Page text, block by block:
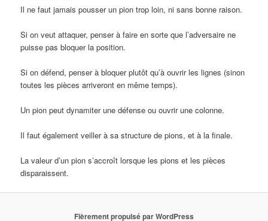
Il ne faut jamais pousser un pion trop loin, ni sans bonne raison.
Si on veut attaquer, penser à faire en sorte que l’adversaire ne
puisse pas bloquer la position.
Si on défend, penser à bloquer plutôt qu’à ouvrir les lignes (sinon
toutes les pièces arriveront en même temps).
Un pion peut dynamiter une défense ou ouvrir une colonne.
Il faut également veiller à sa structure de pions, et à la finale.
La valeur d’un pion s’accroît lorsque les pions et les pièces
disparaissent.
Fièrement propulsé par WordPress